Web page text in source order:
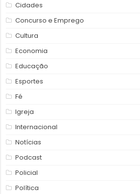
Cidades
Concurso e Emprego
Cultura
Economia
Educação
Esportes
Fé
Igreja
Internacional
Notícias
Podcast
Policial
Política